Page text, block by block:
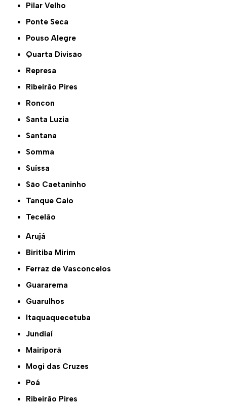
Pilar Velho
Ponte Seca
Pouso Alegre
Quarta Divisão
Represa
Ribeirão Pires
Roncon
Santa Luzia
Santana
Somma
Suíssa
São Caetaninho
Tanque Caio
Tecelão
Arujá
Biritiba Mirim
Ferraz de Vasconcelos
Guararema
Guarulhos
Itaquaquecetuba
Jundiaí
Mairiporã
Mogi das Cruzes
Poá
Ribeirão Pires